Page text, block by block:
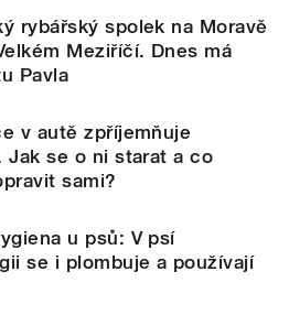
rybářský spolek na Moravě
Meziříčí. Dnes má
Pavla
v autě zpříjemňuje
Jak se o ni starat a co
sami?
u psů: V psí
se i plombuje a používají